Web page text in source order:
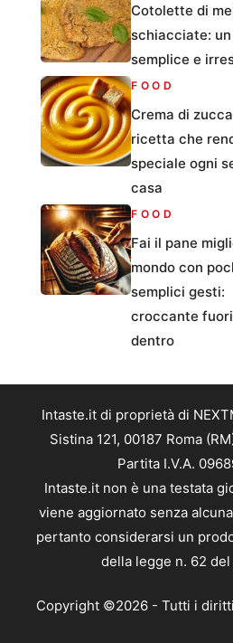
Cotolette di
schiacciate:
semplice e
FOOD
Crema di
ricetta che
speciale ogni
casa
FOOD
Fai il pane
mondo con
semplici gesti:
croccante
dentro
Intaste.it di proprietà di
Sistina 121, 00187 Roma
Partita I.V.A.
Intaste.it non è una testata
viene aggiornato senza
pertanto considerarsi un
della legge n. 62 del
Copyright ©2026 - Tutti i